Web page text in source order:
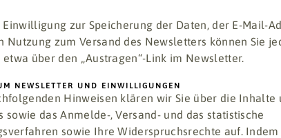
zur Speicherung der Daten, der E-Mail-
Nutzung zum Versand des Newsletters können Sie
über den „Austragen“-Link im Newsletter.
NEWSLETTER UND EINWILLIGUNGEN
Hinweisen klären wir Sie über die Inhalte
sowie das Anmelde-, Versand- und das statistische
sowie Ihre Widerspruchsrechte auf. Indem